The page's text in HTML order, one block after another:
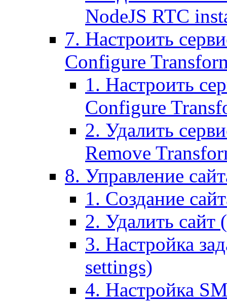
NodeJS RTC
7. Настроить
Configure
1. Настроить
Configure
2. Удалить
Remove
8. Управление
1. Создание
2. Удалить сайт
3. Настройка
settings)
4. Настройка